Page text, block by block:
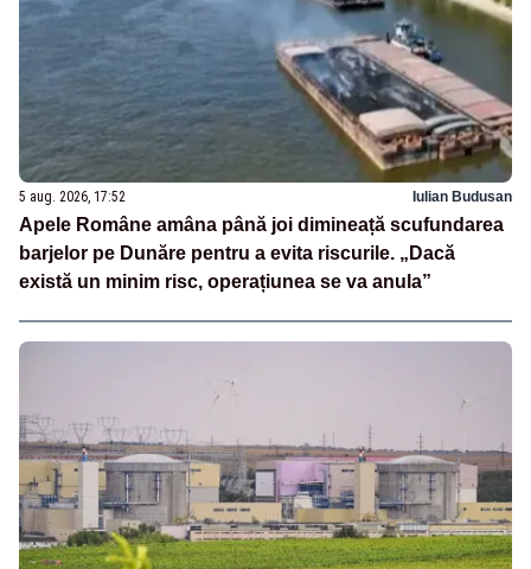
5 aug. 2026, 17:52 Iulian Budusan
Apele Române amâna până joi dimineață scufundarea
barjelor pe Dunăre pentru a evita riscurile. „Dacă
există un minim risc, operațiunea se va anula”